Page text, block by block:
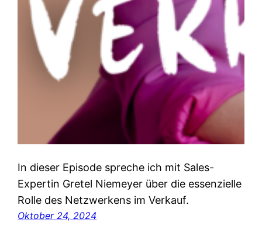
In dieser Episode spreche ich mit Sales-
Expertin Gretel Niemeyer über die essenzielle
Rolle des Netzwerkens im Verkauf.
Oktober 24, 2024